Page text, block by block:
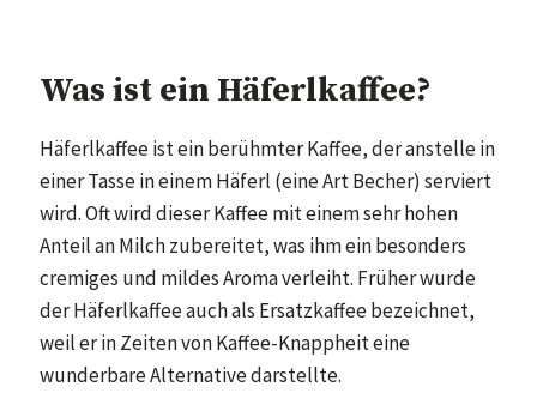
Was ist ein Häferlkaffee?
Häferlkaffee ist ein berühmter Kaffee, der anstelle in
einer Tasse in einem Häferl (eine Art Becher) serviert
wird. Oft wird dieser Kaffee mit einem sehr hohen
Anteil an Milch zubereitet, was ihm ein besonders
cremiges und mildes Aroma verleiht. Früher wurde
der Häferlkaffee auch als Ersatzkaffee bezeichnet,
weil er in Zeiten von Kaffee-Knappheit eine
wunderbare Alternative darstellte.